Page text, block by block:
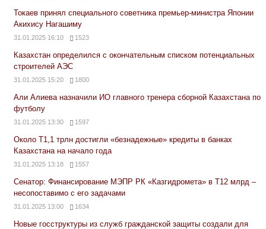
Токаев принял специального советника премьер-министра Японии
Акихису Нагашиму
31.01.2025 16:10 1523
Казахстан определился с окончательным списком потенциальных
строителей АЭС
31.01.2025 15:20 1800
Али Алиева назначили ИО главного тренера сборной Казахстана по
футболу
31.01.2025 13:30 1597
Около Т1,1 трлн достигли «безнадежные» кредиты в банках
Казахстана на начало года
31.01.2025 13:18 1557
Сенатор: Финансирование МЭПР РК «Казгидромета» в Т12 млрд –
несопоставимо с его задачами
31.01.2025 13:00 1634
Новые госструктуры из служб гражданской защиты создали для